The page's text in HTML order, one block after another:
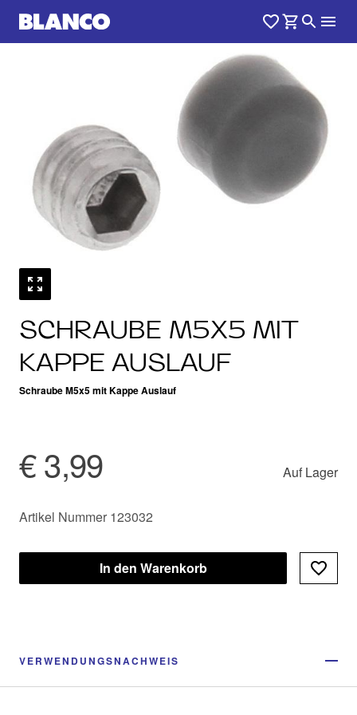
SCHRAUBE M5X5 MIT
KAPPE AUSLAUF
Schraube M5x5 mit Kappe Auslauf
€ 3,99 Auf Lager
Artikel Nummer 123032
In den Warenkorb
VERWENDUNGSNACHWEIS